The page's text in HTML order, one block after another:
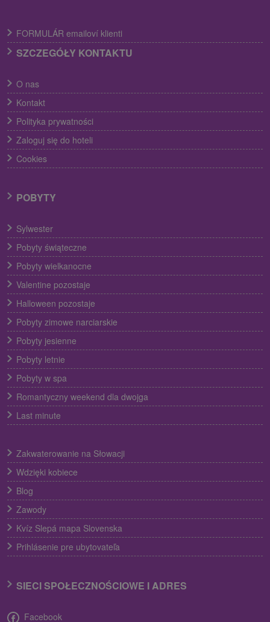
FORMULÁR emailoví klienti
SZCZEGÓŁY KONTAKTU
O nas
Kontakt
Polityka prywatności
Zaloguj się do hoteli
Cookies
POBYTY
Sylwester
Pobyty świąteczne
Pobyty wielkanocne
Valentine pozostaje
Halloween pozostaje
Pobyty zimowe narciarskie
Pobyty jesienne
Pobyty letnie
Pobyty w spa
Romantyczny weekend dla dwojga
Last minute
Zakwaterowanie na Słowacji
Wdzięki kobiece
Blog
Zawody
Kvíz Slepá mapa Slovenska
Prihlásenie pre ubytovateľa
SIECI SPOŁECZNOŚCIOWE I ADRES
Facebook